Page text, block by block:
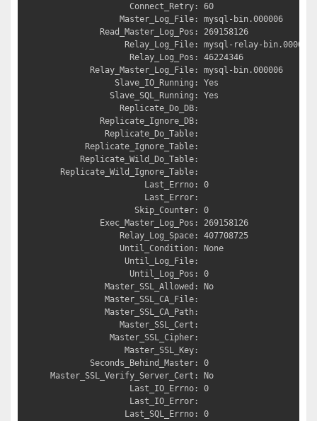
Connect_Retry: 60
Master_Log_File: mysql-bin.000006
Read_Master_Log_Pos: 269158126
Relay_Log_File: mysql-relay-bin.000009
Relay_Log_Pos: 46224346
Relay_Master_Log_File: mysql-bin.000006
Slave_IO_Running: Yes
Slave_SQL_Running: Yes
Replicate_Do_DB:
Replicate_Ignore_DB:
Replicate_Do_Table:
Replicate_Ignore_Table:
Replicate_Wild_Do_Table:
Replicate_Wild_Ignore_Table:
Last_Errno: 0
Last_Error:
Skip_Counter: 0
Exec_Master_Log_Pos: 269158126
Relay_Log_Space: 407708725
Until_Condition: None
Until_Log_File:
Until_Log_Pos: 0
Master_SSL_Allowed: No
Master_SSL_CA_File:
Master_SSL_CA_Path:
Master_SSL_Cert:
Master_SSL_Cipher:
Master_SSL_Key:
Seconds_Behind_Master: 0
Master_SSL_Verify_Server_Cert: No
Last_IO_Errno: 0
Last_IO_Error:
Last_SQL_Errno: 0